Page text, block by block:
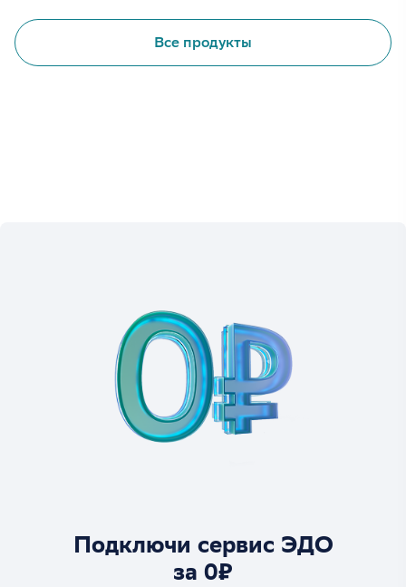
Подключи сервис ЭДО
за 0₽
Все продукты